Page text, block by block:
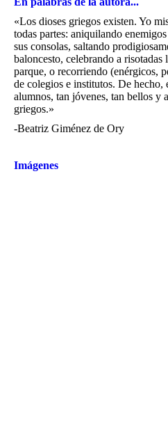
«Los dioses griegos existen. Yo
todas partes: aniquilando
sus consolas, saltando
baloncesto, celebrando a risotadas
parque, o recorriendo (enérgicos,
de colegios e institutos. De hecho,
alumnos, tan jóvenes, tan bellos y
griegos.»
-Beatriz Giménez de Ory
Imágenes